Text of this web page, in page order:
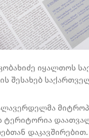
იყალთოს
შესახებ
დაკავშირებით.